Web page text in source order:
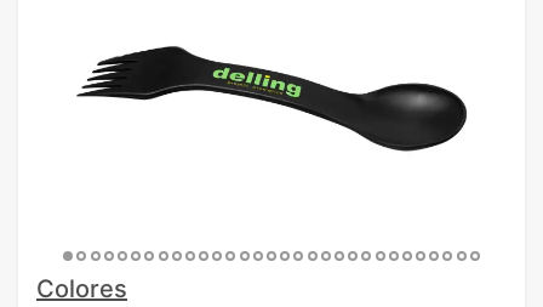
Colores